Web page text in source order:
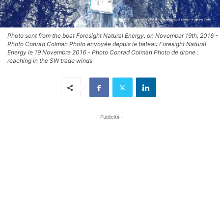
Photo sent from the boat Foresight Natural Energy, on November 19th, 2016 -
Photo Conrad Colman Photo envoyée depuis le bateau Foresight Natural
Energy le 19 Novembre 2016 - Photo Conrad Colman Photo de drone :
reaching in the SW trade winds
- Publicité -